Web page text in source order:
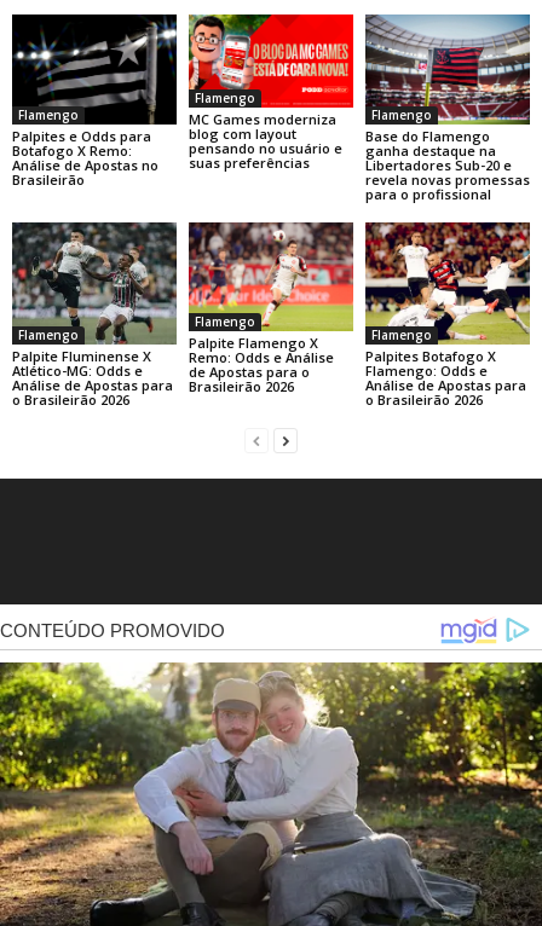
Flamengo
Palpites e Odds para
Botafogo X Remo:
Análise de Apostas no
Brasileirão
Flamengo
MC Games moderniza
blog com layout
pensando no usuário e
suas preferências
Flamengo
Base do Flamengo
ganha destaque na
Libertadores Sub-20 e
revela novas promessas
para o profissional
Flamengo
Palpite Fluminense X
Atlético-MG: Odds e
Análise de Apostas para
o Brasileirão 2026
Flamengo
Palpite Flamengo X
Remo: Odds e Análise
de Apostas para o
Brasileirão 2026
Flamengo
Palpites Botafogo X
Flamengo: Odds e
Análise de Apostas para
o Brasileirão 2026